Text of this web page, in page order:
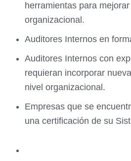
herramientas para
organizacional.
Auditores Internos en
Auditores Internos con
requieran incorporar
nivel organizacional.
Empresas que se
una certificación de su